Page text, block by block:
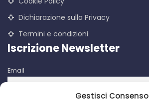
Gestisci Consenso
Dichiarazione sulla Privacy
Termini e condizioni
Iscrizione Newsletter
Email